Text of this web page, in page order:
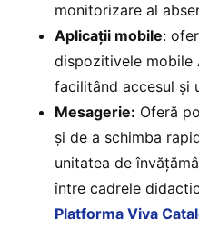
monitorizare al
Aplicații mobile:
dispozitivele mobile
facilitând accesul și
Mesagerie: Oferă
și de a schimba
unitatea de
între cadrele
Platforma Viva